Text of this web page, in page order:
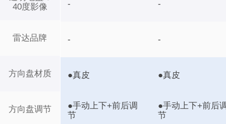
40度影像
雷达品牌
方向盘材质
方向盘调节
- -
- -
●真皮 ●真皮
●手动上下+前后调
节
●手动上下+前后
节